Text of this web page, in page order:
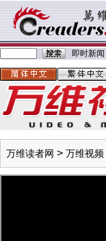
即时新闻
万维读者网 > 万维视频